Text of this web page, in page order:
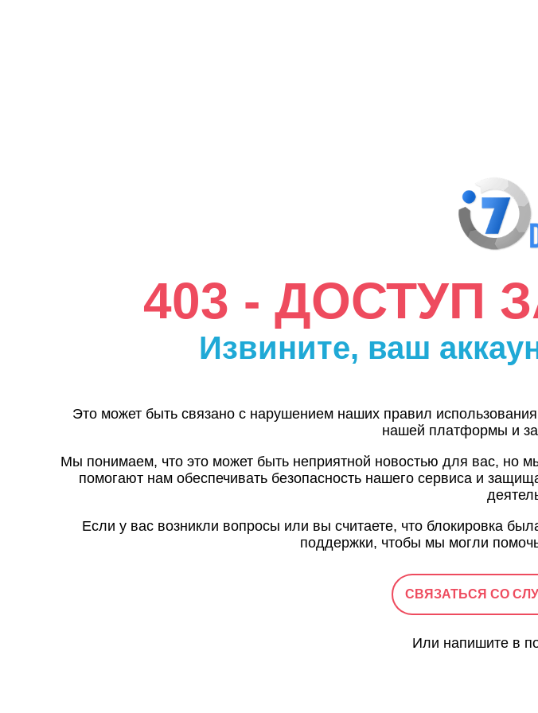
403 - ДОСТУП
Извините, ваш
Это может быть связано с нарушением наших правил
нашей платформы и
Мы понимаем, что это может быть неприятной новостью для вас, но
помогают нам обеспечивать безопасность нашего сервиса и
Если у вас возникли вопросы или вы считаете, что блокировка
поддержки, чтобы мы могли
СВЯЗАТЬСЯ СО
Или напишите в